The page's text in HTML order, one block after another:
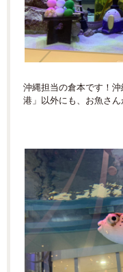
沖縄担当の倉本です！
港」以外にも、お魚さん